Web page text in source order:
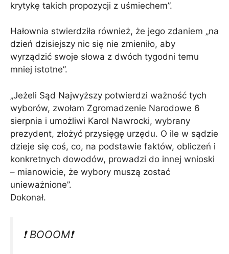
krytykę takich propozycji z uśmiechem”.
Hałownia stwierdziła również, że jego zdaniem „na
dzień dzisiejszy nic się nie zmieniło, aby
wyrządzić swoje słowa z dwóch tygodni temu
mniej istotne”.
„Jeżeli Sąd Najwyższy potwierdzi ważność tych
wyborów, zwołam Zgromadzenie Narodowe 6
sierpnia i umożliwi Karol Nawrocki, wybrany
prezydent, złożyć przysięgę urzędu. O ile w sądzie
dzieje się coś, co, na podstawie faktów, obliczeń i
konkretnych dowodów, prowadzi do innej wnioski
– mianowicie, że wybory muszą zostać
unieważnione”.
Dokonał.
❗️ BOOOM❗️